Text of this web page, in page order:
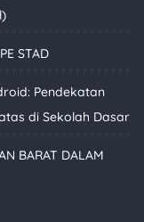
STAD
Pendekatan
di Sekolah Dasar
BARAT DALAM